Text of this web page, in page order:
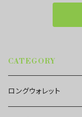
CATEGORY
ロングウォレット